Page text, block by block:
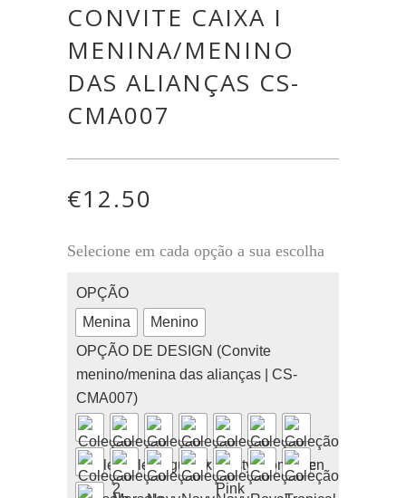
CONVITE CAIXA I
MENINA/MENINO
DAS ALIANÇAS CS-
CMA007
€12.50
Selecione em cada opção a sua escolha
OPÇÃO
Menina
Menino
OPÇÃO DE DESIGN (Convite
menino/menina das alianças | CS-
CMA007)